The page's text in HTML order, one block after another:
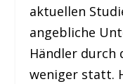
aktuellen
angebliche
Händler
weniger statt.